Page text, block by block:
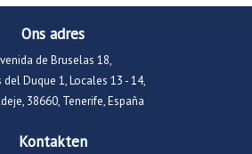
Ons adres
de Bruselas 18,
del Duque 1, Locales 13 - 14,
38660, Tenerife, España
Kontakten